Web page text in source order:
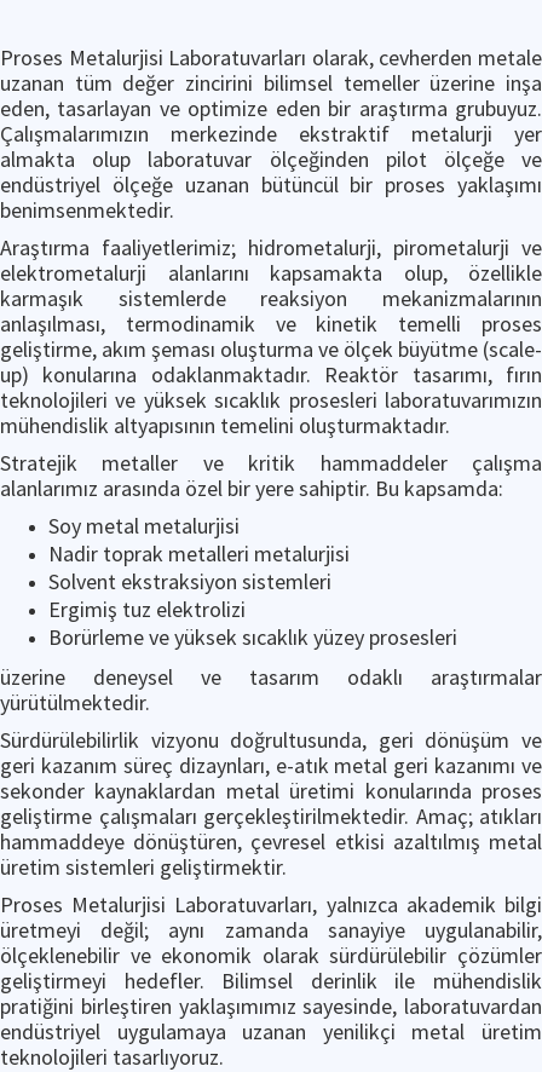
Proses Metalurjisi Laboratuvarları olarak, cevherden metale
uzanan tüm değer zincirini bilimsel temeller üzerine inşa
eden, tasarlayan ve optimize eden bir araştırma grubuyuz.
Çalışmalarımızın merkezinde ekstraktif metalurji yer
almakta olup laboratuvar ölçeğinden pilot ölçeğe ve
endüstriyel ölçeğe uzanan bütüncül bir proses yaklaşımı
benimsenmektedir.
Araştırma faaliyetlerimiz; hidrometalurji, pirometalurji ve
elektrometalurji alanlarını kapsamakta olup, özellikle
karmaşık sistemlerde reaksiyon mekanizmalarının
anlaşılması, termodinamik ve kinetik temelli proses
geliştirme, akım şeması oluşturma ve ölçek büyütme (scale-
up) konularına odaklanmaktadır. Reaktör tasarımı, fırın
teknolojileri ve yüksek sıcaklık prosesleri laboratuvarımızın
mühendislik altyapısının temelini oluşturmaktadır.
Stratejik metaller ve kritik hammaddeler çalışma
alanlarımız arasında özel bir yere sahiptir. Bu kapsamda:
Soy metal metalurjisi
Nadir toprak metalleri metalurjisi
Solvent ekstraksiyon sistemleri
Ergimiş tuz elektrolizi
Borürleme ve yüksek sıcaklık yüzey prosesleri
üzerine deneysel ve tasarım odaklı araştırmalar
yürütülmektedir.
Sürdürülebilirlik vizyonu doğrultusunda, geri dönüşüm ve
geri kazanım süreç dizaynları, e-atık metal geri kazanımı ve
sekonder kaynaklardan metal üretimi konularında proses
geliştirme çalışmaları gerçekleştirilmektedir. Amaç; atıkları
hammaddeye dönüştüren, çevresel etkisi azaltılmış metal
üretim sistemleri geliştirmektir.
Proses Metalurjisi Laboratuvarları, yalnızca akademik bilgi
üretmeyi değil; aynı zamanda sanayiye uygulanabilir,
ölçeklenebilir ve ekonomik olarak sürdürülebilir çözümler
geliştirmeyi hedefler. Bilimsel derinlik ile mühendislik
pratiğini birleştiren yaklaşımımız sayesinde, laboratuvardan
endüstriyel uygulamaya uzanan yenilikçi metal üretim
teknolojileri tasarlıyoruz.